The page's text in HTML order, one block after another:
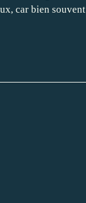
car bien souvent